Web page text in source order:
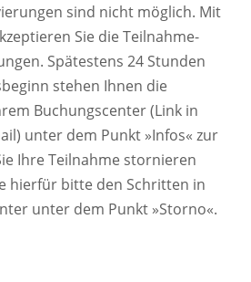
sind nicht möglich. Mit
Sie die Teilnahme-
Spätestens 24 Stunden
stehen Ihnen die
Buchungscenter (Link in
unter dem Punkt »Infos« zur
Ihre Teilnahme stornieren
hierfür bitte den Schritten in
unter dem Punkt »Storno«.